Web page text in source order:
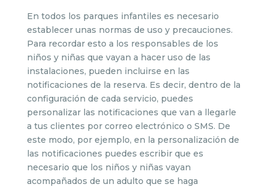
En todos los parques infantiles es necesario
establecer unas normas de uso y precauciones.
Para recordar esto a los responsables de los
niños y niñas que vayan a hacer uso de las
instalaciones, pueden incluirse en las
notificaciones de la reserva. Es decir, dentro de la
configuración de cada servicio, puedes
personalizar las notificaciones que van a llegarle
a tus clientes por correo electrónico o SMS. De
este modo, por ejemplo, en la personalización de
las notificaciones puedes escribir que es
necesario que los niños y niñas vayan
acompañados de un adulto que se haga